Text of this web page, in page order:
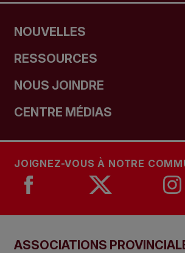
NOUVELLES
RESSOURCES
NOUS JOINDRE
CENTRE MÉDIAS
JOIGNEZ-VOUS À NOTRE
ASSOCIATIONS